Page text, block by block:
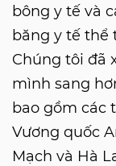
bông y tế và
băng y tế thể
Chúng tôi đã
mình sang
bao gồm các
Vương quốc
Mạch và Hà